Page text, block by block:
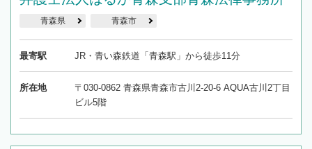
青森県 青森市
最寄駅 JR・青い森鉄道「青森駅」から徒歩11分
所在地
〒030-0862 青森県青森市古川2-20-6 AQUA古川2丁目
ビル5階